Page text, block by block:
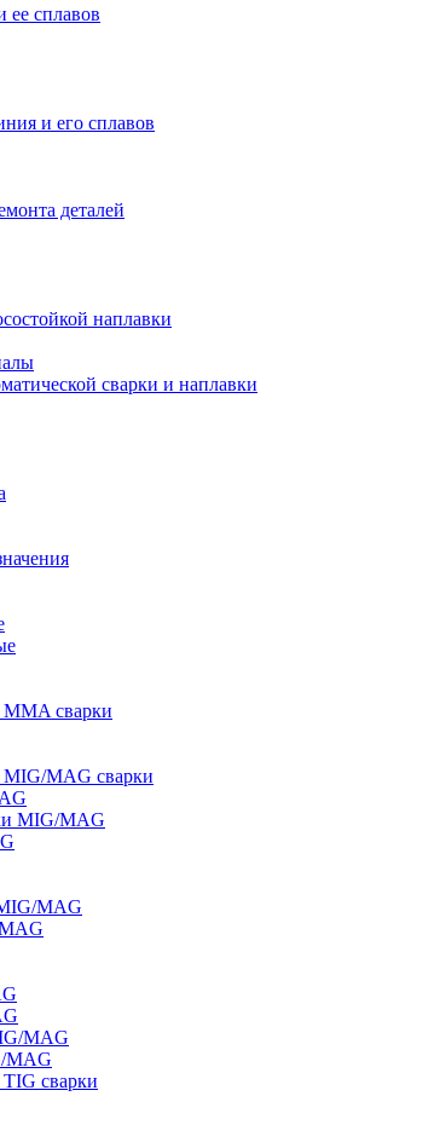
ее сплавов
и его сплавов
деталей
наплавки
сварки и наплавки
MMA сварки
MIG/MAG сварки
MIG/MAG
MAG
MAG
MAG
сварки